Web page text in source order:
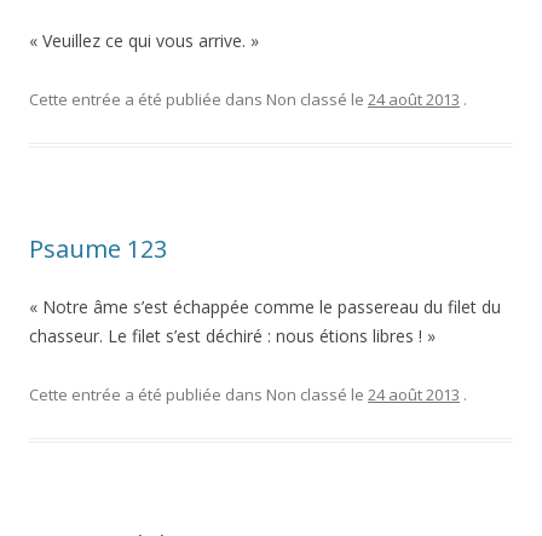
« Veuillez ce qui vous arrive. »
Cette entrée a été publiée dans Non classé le 24 août 2013 .
Psaume 123
« Notre âme s’est échappée comme le passereau du filet du
chasseur. Le filet s’est déchiré : nous étions libres ! »
Cette entrée a été publiée dans Non classé le 24 août 2013 .